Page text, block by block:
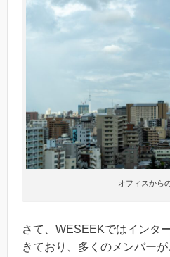
オフィスから
さて、WESEEKではインタ
きており、多くのメンバー